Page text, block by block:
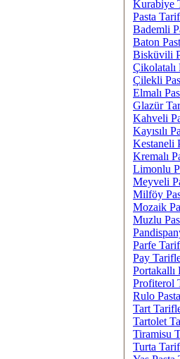
Kurabiye
Pasta
Bademli
Baton
Bisküvili
Çikolatalı
Çilekli
Elmalı
Glazür
Kahveli
Kayısılı
Kestaneli
Kremalı
Limonlu
Meyveli
Milföy
Mozaik
Muzlu
Parfe
Pay
Portakallı
Profiterol
Rulo
Tart
Tartolet
Tiramisu
Turta